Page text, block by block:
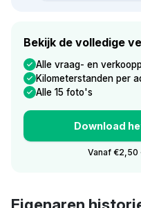
Bekijk de volledige
Alle vraag- en
Kilometerstanden per
Alle 15 foto's
Download
Vanaf €2,50
Eigenaren